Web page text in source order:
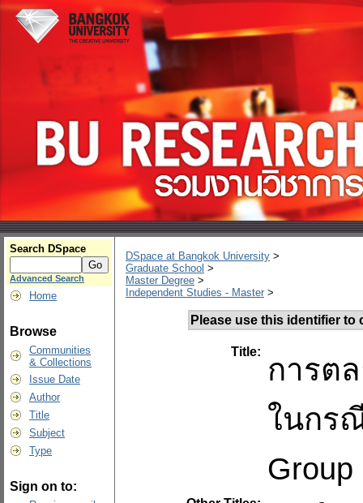
Search DSpace
Advanced Search
Home
Browse
Communities
& Collections
Issue Date
Author
Title
Subject
Type
Sign on to:
DSpace at Bangkok University >
Graduate School >
Master Degree >
Independent Studies - Master >
Please use this identifier
Title:
การต
ในกร